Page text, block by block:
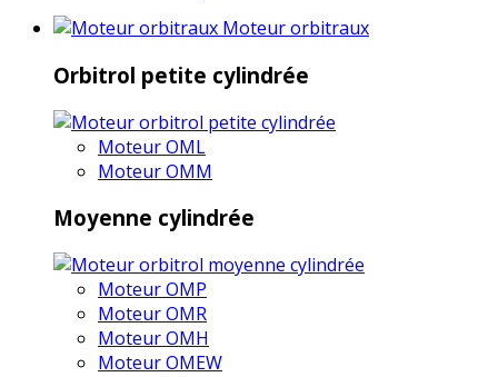
Moteur orbitraux
Orbitrol petite cylindrée
Moteur OML
Moteur OMM
Moyenne cylindrée
Moteur OMP
Moteur OMR
Moteur OMH
Moteur OMEW